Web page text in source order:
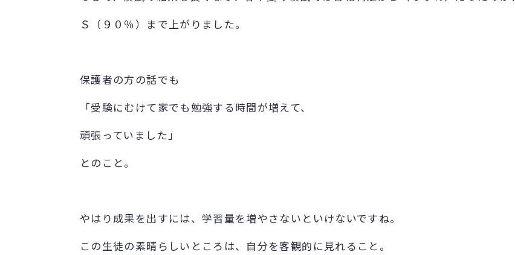
Ｓ（９０％）まで上がりました。
保護者の方の話でも
「受験にむけて家でも勉強する時間が増えて、
頑張っていました」
とのこと。
やはり成果を出すには、学習量を増やさないといけないですね。
この生徒の素晴らしいところは、自分を客観的に見れること。